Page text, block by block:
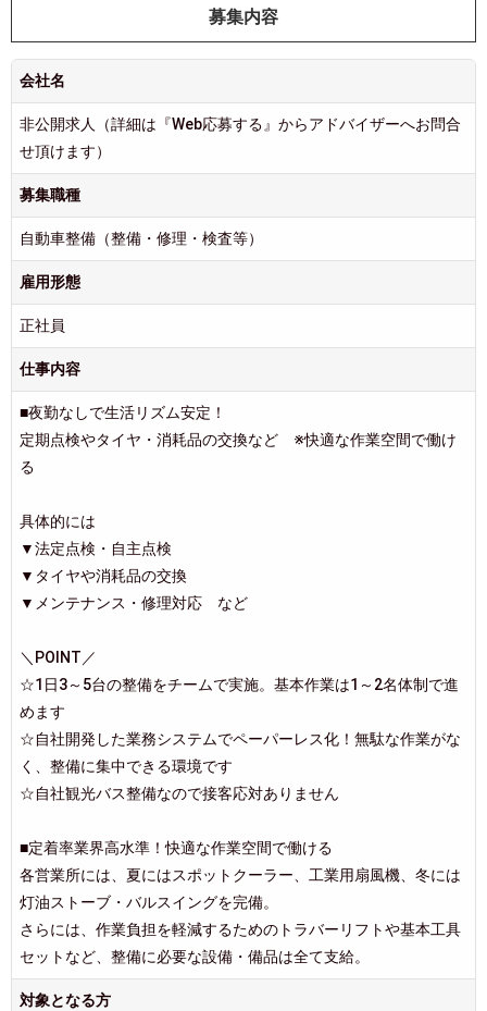
募集内容
会社名
非公開求人（詳細は『Web応募する』からアドバイザーへお問合
せ頂けます）
募集職種
自動車整備（整備・修理・検査等）
雇用形態
正社員
仕事内容
■夜勤なしで生活リズム安定！
定期点検やタイヤ・消耗品の交換など ※快適な作業空間で働け
る
具体的には
▼法定点検・自主点検
▼タイヤや消耗品の交換
▼メンテナンス・修理対応 など
＼POINT／
☆1日3～5台の整備をチームで実施。基本作業は1～2名体制で進
めます
☆自社開発した業務システムでペーパーレス化！無駄な作業がな
く、整備に集中できる環境です
☆自社観光バス整備なので接客応対ありません
■定着率業界高水準！快適な作業空間で働ける
各営業所には、夏にはスポットクーラー、工業用扇風機、冬には
灯油ストーブ・バルスイングを完備。
さらには、作業負担を軽減するためのトラバーリフトや基本工具
セットなど、整備に必要な設備・備品は全て支給。
対象となる方